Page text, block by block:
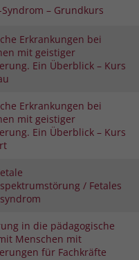
– Grundkurs
Erkrankungen bei
mit geistiger
Ein Überblick – Kurs
Erkrankungen bei
mit geistiger
Ein Überblick – Kurs
/ Fetales
in die pädagogische
Menschen mit
für Fachkräfte